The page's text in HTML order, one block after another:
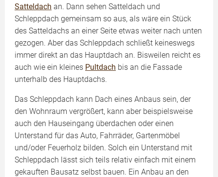
Satteldach an. Dann sehen Satteldach und
Schleppdach gemeinsam so aus, als wäre ein Stück
des Satteldachs an einer Seite etwas weiter nach unten
gezogen. Aber das Schleppdach schließt keineswegs
immer direkt an das Hauptdach an. Bisweilen reicht es
auch wie ein kleines Pultdach bis an die Fassade
unterhalb des Hauptdachs.
Das Schleppdach kann Dach eines Anbaus sein, der
den Wohnraum vergrößert, kann aber beispielsweise
auch den Hauseingang überdachen oder einen
Unterstand für das Auto, Fahrräder, Gartenmöbel
und/oder Feuerholz bilden. Solch ein Unterstand mit
Schleppdach lässt sich teils relativ einfach mit einem
gekauften Bausatz selbst bauen. Ein Anbau an den